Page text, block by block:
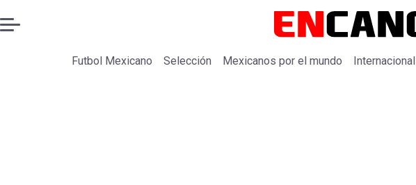
Futbol Mexicano Selección Mexicanos por el mundo Internacional